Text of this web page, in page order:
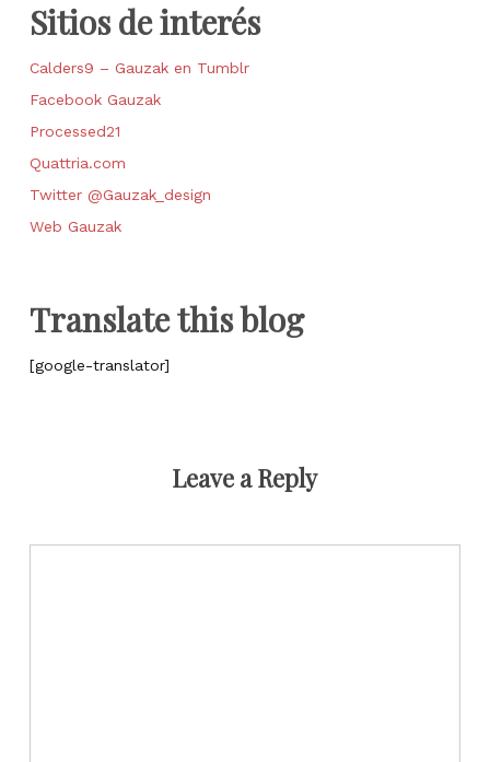
Sitios de interés
Calders9 – Gauzak en Tumblr
Facebook Gauzak
Processed21
Quattria.com
Twitter @Gauzak_design
Web Gauzak
Translate this blog
[google-translator]
Leave a Reply